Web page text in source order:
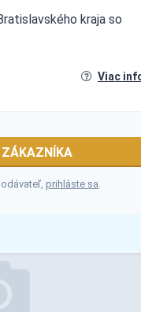
kraja so
Viac
prihláste sa.